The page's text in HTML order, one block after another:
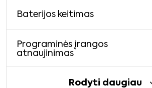
Baterijos keitimas
Programinės įrangos
atnaujinimas
Rodyti daugiau